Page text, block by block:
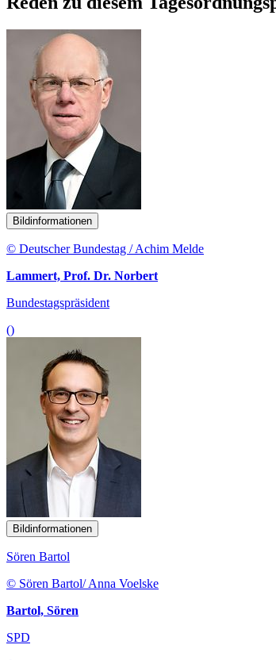
Bildinformationen
© Deutscher Bundestag / Achim Melde
Lammert, Prof. Dr. Norbert
Bundestagspräsident
()
Bildinformationen
Sören Bartol
© Sören Bartol/ Anna Voelske
Bartol, Sören
SPD